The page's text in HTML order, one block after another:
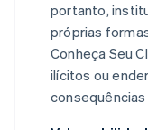
portanto,
próprias
Conheça Seu
ilícitos ou